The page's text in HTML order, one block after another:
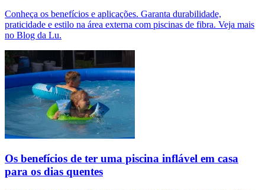
Conheça os benefícios e aplicações. Garanta durabilidade,
praticidade e estilo na área externa com piscinas de fibra. Veja mais
no Blog da Lu.
Os benefícios de ter uma piscina inflável em casa
para os dias quentes